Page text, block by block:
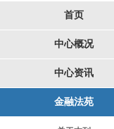
首页
中心概况
中心资讯
金融法苑